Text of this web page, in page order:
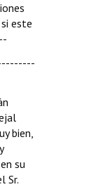
este
bien,
su
Sr.